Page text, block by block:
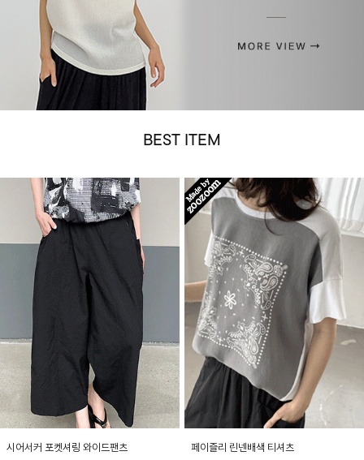
BEST ITEM
시어서커 포켓셔링 와이드팬츠
페이즐리 린넨배색 티셔츠